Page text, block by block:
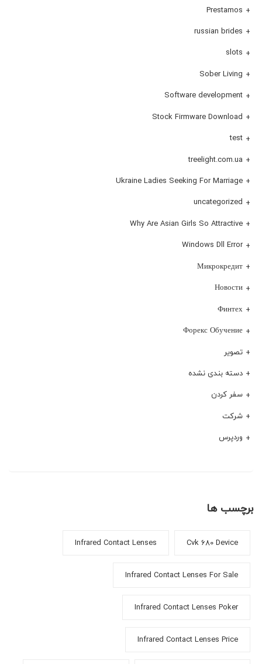
Prestamos
russian brides
slots
Sober Living
Software development
Stock Firmware Download
test
treelight.com.ua
Ukraine Ladies Seeking For Marriage
uncategorized
Why Are Asian Girls So Attractive
Windows Dll Error
Микрокредит
Новости
Финтех
Форекс Обучение
تصویر
دسته بندی نشده
سفر کردن
شرکت
وردپرس
برچسب ها
Cvk 680 Device
Infrared Contact Lenses
Infrared Contact Lenses For Sale
Infrared Contact Lenses Poker
Infrared Contact Lenses Price